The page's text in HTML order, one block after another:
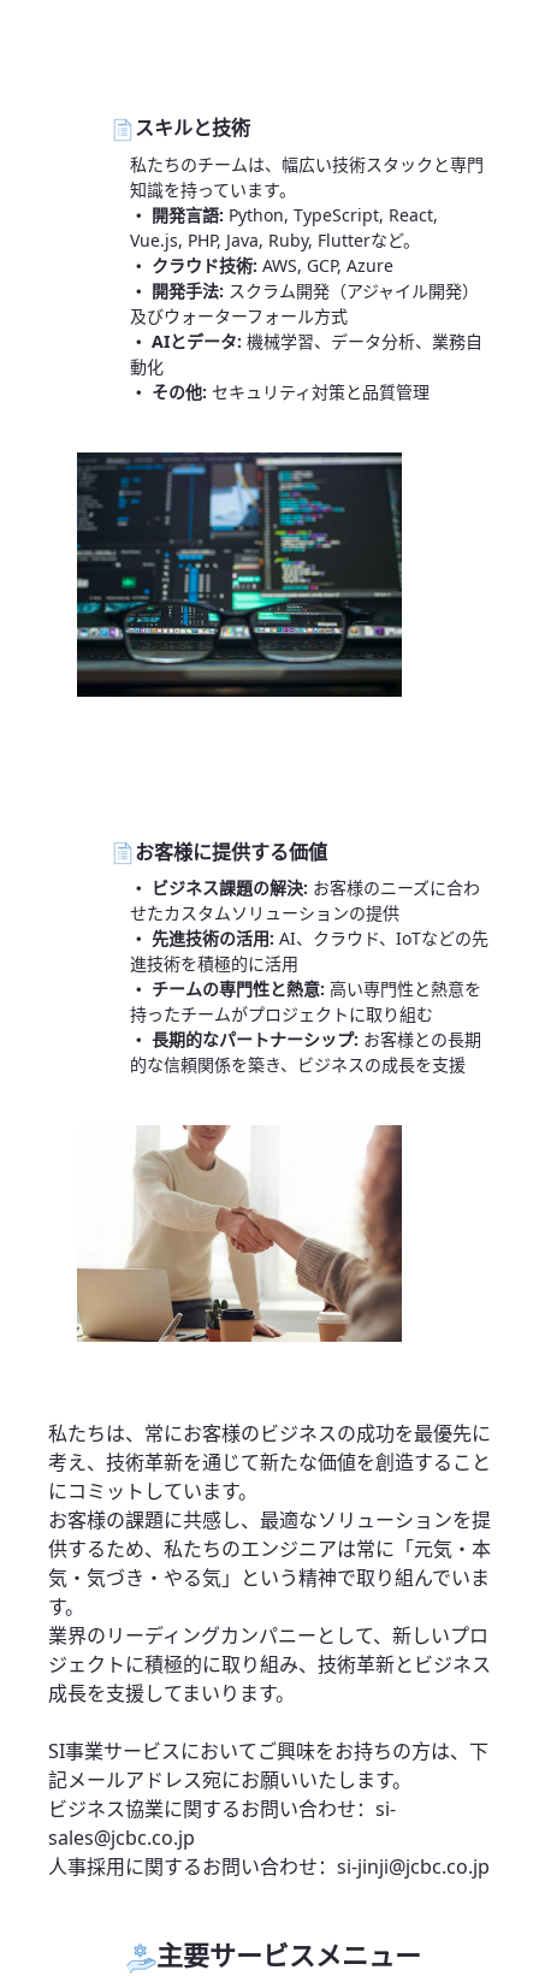
スキルと技術
私たちのチームは、幅広い技術スタックと専門
知識を持っています。
・ 開発言語: Python, TypeScript, React,
Vue.js, PHP, Java, Ruby, Flutterなど。
・ クラウド技術: AWS, GCP, Azure
・ 開発手法: スクラム開発（アジャイル開発）
及びウォーターフォール方式
・ AIとデータ: 機械学習、データ分析、業務自
動化
・ その他: セキュリティ対策と品質管理
お客様に提供する価値
・ ビジネス課題の解決: お客様のニーズに合わ
せたカスタムソリューションの提供
・ 先進技術の活用: AI、クラウド、IoTなどの先
進技術を積極的に活用
・ チームの専門性と熱意: 高い専門性と熱意を
持ったチームがプロジェクトに取り組む
・ 長期的なパートナーシップ: お客様との長期
的な信頼関係を築き、ビジネスの成長を支援
私たちは、常にお客様のビジネスの成功を最優先に
考え、技術革新を通じて新たな価値を創造すること
にコミットしています。
お客様の課題に共感し、最適なソリューションを提
供するため、私たちのエンジニアは常に「元気・本
気・気づき・やる気」という精神で取り組んでいま
す。
業界のリーディングカンパニーとして、新しいプロ
ジェクトに積極的に取り組み、技術革新とビジネス
成長を支援してまいります。
SI事業サービスにおいてご興味をお持ちの方は、下
記メールアドレス宛にお願いいたします。
ビジネス協業に関するお問い合わせ：si-
sales@jcbc.co.jp
人事採用に関するお問い合わせ：si-jinji@jcbc.co.jp
主要サービスメニュー